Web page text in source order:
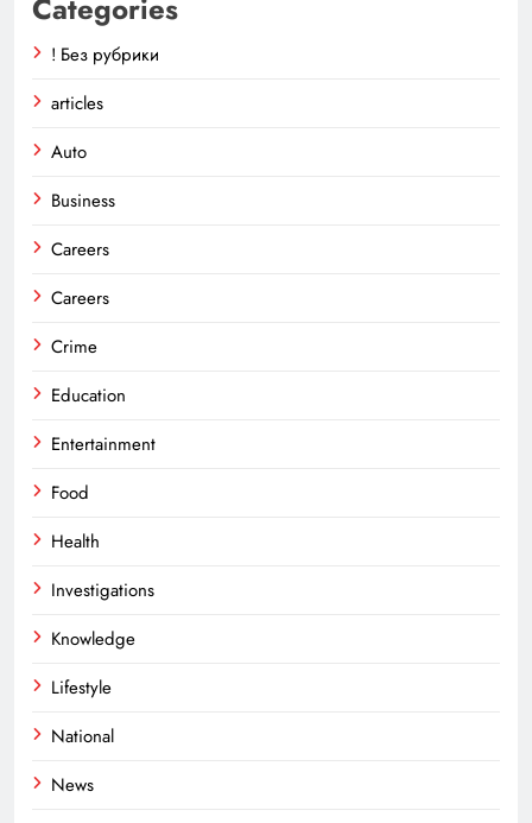
Categories
! Без рубрики
articles
Auto
Business
Careers
Careers
Crime
Education
Entertainment
Food
Health
Investigations
Knowledge
Lifestyle
National
News